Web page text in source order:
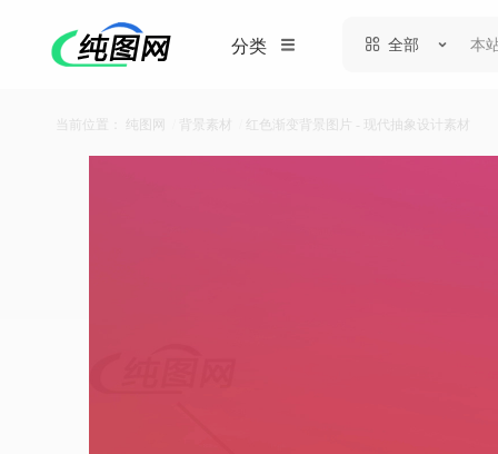
分类 全部
当前位置： 纯图网 背景素材 红色渐变背景图片 - 现代抽象设计素材